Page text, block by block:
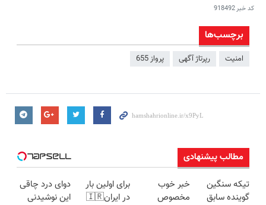
کد خبر918492
برچسب‌ها
امنیت رپرتاژ آگهی پرواز 655
مطالب پیشنهادی
تیکه سنگین
گوینده سابق
خبر خوب
مخصوص
برای اولین بار
در ایران🇮🇷
دوای درد چاقی
این نوشیدنی